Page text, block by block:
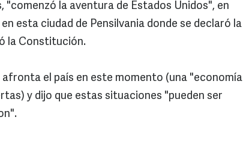
"comenzó la aventura de Estados Unidos", en
esta ciudad de Pensilvania donde se declaró la
la Constitución.
afronta el país en este momento (una "economía
y dijo que estas situaciones "pueden ser